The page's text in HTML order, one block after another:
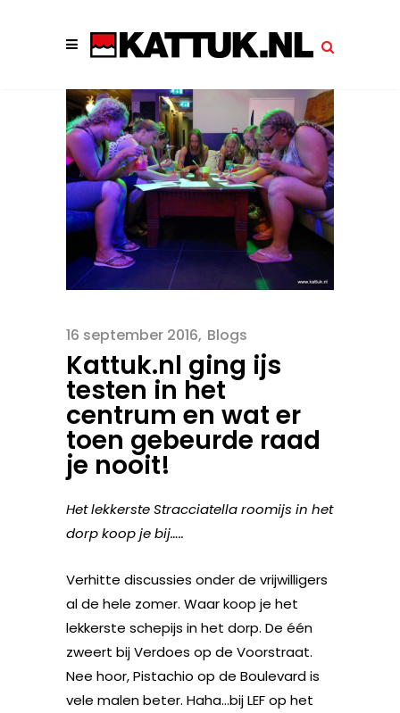
16 september 2016 Blogs
Kattuk.nl ging ijs
testen in het
centrum en wat er
toen gebeurde raad
je nooit!
Het lekkerste Stracciatella roomijs in het
dorp koop je bij…..
Verhitte discussies onder de vrijwilligers
al de hele zomer. Waar koop je het
lekkerste schepijs in het dorp. De één
zweert bij Verdoes op de Voorstraat.
Nee hoor, Pistachio op de Boulevard is
vele malen beter. Haha…bij LEF op het